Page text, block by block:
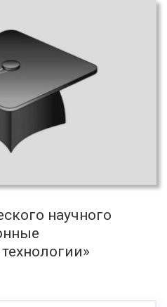
научного